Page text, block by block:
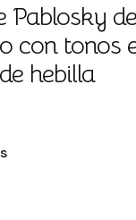
Pablosky
con tonos
hebilla